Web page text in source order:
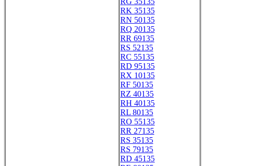
RK 35135
RN 50135
RQ 20135
RR 69135
RS 52135
RC 55135
RD 95135
RX 10135
RF 50135
RZ 40135
RH 40135
RL 80135
RO 55135
RR 27135
RS 35135
RS 79135
RD 45135